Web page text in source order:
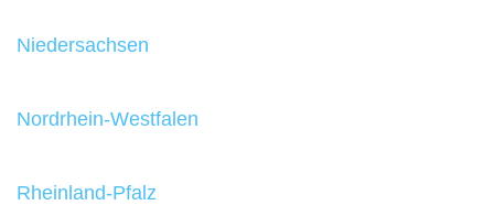
Niedersachsen
Nordrhein-Westfalen
Rheinland-Pfalz